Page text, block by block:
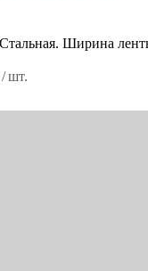
Ширина
/ шт.